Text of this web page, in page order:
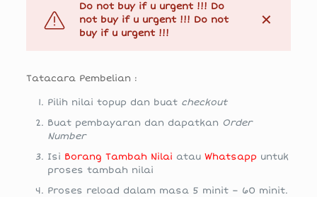
Do not buy if u urgent !!! Do
not buy if u urgent !!! Do not
buy if u urgent !!!
✕
Tatacara Pembelian :
Pilih nilai topup dan buat checkout
Buat pembayaran dan dapatkan Order
Number
Isi Borang Tambah Nilai atau Whatsapp untuk
proses tambah nilai
Proses reload dalam masa 5 minit – 60 minit.